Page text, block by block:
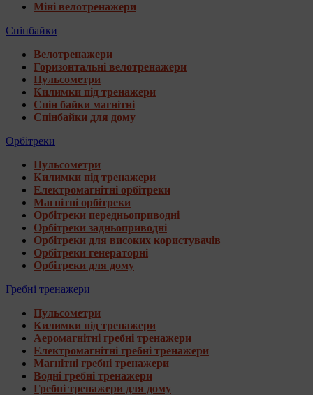
Міні велотренажери
Спінбайки
Велотренажери
Горизонтальні велотренажери
Пульсометри
Килимки під тренажери
Спін байки магнітні
Спінбайки для дому
Орбітреки
Пульсометри
Килимки під тренажери
Електромагнітні орбітреки
Магнітні орбітреки
Орбітреки передньоприводні
Орбітреки задньоприводні
Орбітреки для високих користувачів
Орбітреки генераторні
Орбітреки для дому
Гребні тренажери
Пульсометри
Килимки під тренажери
Аеромагнітні гребні тренажери
Електромагнітні гребні тренажери
Магнітні гребні тренажери
Водні гребні тренажери
Гребні тренажери для дому